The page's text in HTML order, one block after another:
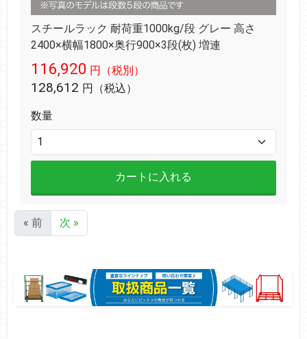
スチールラック 耐荷重1000kg/段 グレー 高さ
2400×横幅1800×奥行900×3段(枚) 増連
116,920 円（税別）
128,612 円（税込）
数量
カートに入れる
« 前 次 »